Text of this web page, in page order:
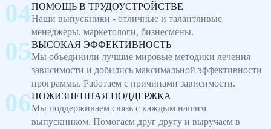
ПОМОЩЬ В ТРУДОУСТРОЙСТВЕ
Наши выпускники - отличные и талантливые
менеджеры, маркетологи, бизнесмены.
ВЫСОКАЯ ЭФФЕКТИВНОСТЬ
Мы объединили лучшие мировые методики лечения
зависимости и добились максимальной эффективности
программы. Работаем с причинами зависимости.
ПОЖИЗНЕННАЯ ПОДДЕРЖКА
Мы поддерживаем связь с каждым нашим
выпускником. Помогаем друг другу и выручаем в